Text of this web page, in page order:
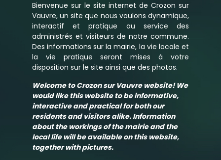
Bienvenue sur le site internet de Crozon sur
Vauvre, un site que nous voulons dynamique,
interactif et pratique au service des
administrés et visiteurs de notre commune.
Des informations sur la mairie, la vie locale et
la vie pratique seront mises à votre
disposition sur le site ainsi que des photos.
Welcome to Crozon sur Vauvre website! We
would like this website to be informative,
interactive and practical for both our
residents and visitors alike. Information
about the workings of the mairie and the
local life will be available on this website,
together with pictures.